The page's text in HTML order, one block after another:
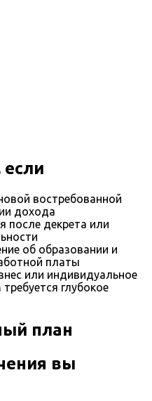
если
востребованной
дохода
после декрета или
об образовании и
платы
или индивидуальное
глубокое
план
вы